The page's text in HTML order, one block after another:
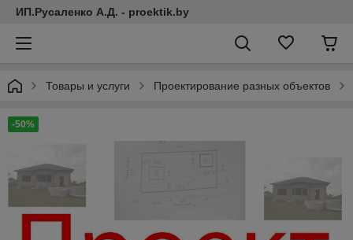
ИП.Русаленко А.Д. - proektik.by
Товары и услуги Проектирование разных объектов
-50%